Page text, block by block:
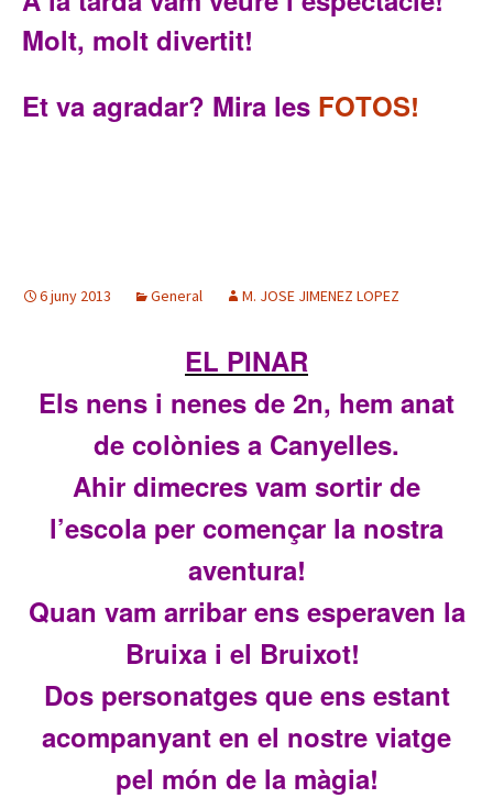
Molt, molt divertit!
Et va agradar? Mira les FOTOS!
6 juny 2013 General M. JOSE JIMENEZ LOPEZ
EL PINAR
Els nens i nenes de 2n, hem anat
de colònies a Canyelles.
Ahir dimecres vam sortir de
l’escola per començar la nostra
aventura!
Quan vam arribar ens esperaven la
Bruixa i el Bruixot!
Dos personatges que ens estant
acompanyant en el nostre viatge
pel món de la màgia!